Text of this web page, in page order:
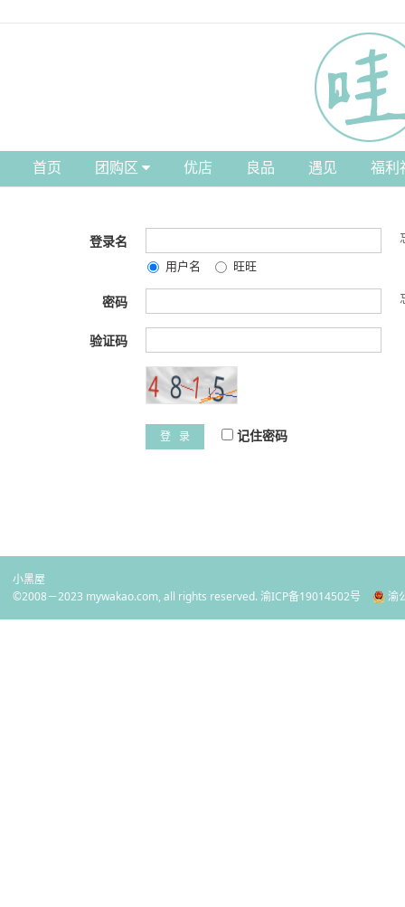
首页 团购区 优店 良品 遇见 福利
登录名
用户名 旺旺
密码
验证码
登 录 记住密码
小黑屋
©2008－2023 mywakao.com, all rights reserved.渝ICP备19014502号 渝